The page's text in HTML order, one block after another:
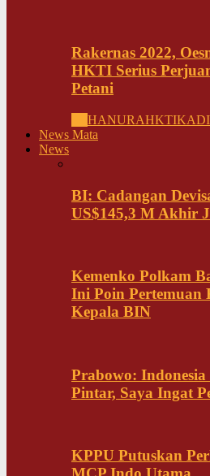
Rakernas 2022,
HKTI Serius
Petani
HANURAHKTI
News Mata
News
BI: Cadangan
US$145,3 M Akhir
Kemenko Polkam
Ini Poin Pertemuan
Kepala BIN
Prabowo:
Pintar, Saya Ingat
KPPU Putuskan